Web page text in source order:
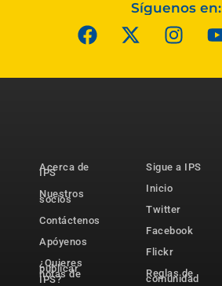
Síguenos en:
Acerca de
IPS
Nuestros
socios
Contáctenos
Apóyenos
¿Quieres
publicar
notas de
IPS?
Sigue a IPS
Inicio
Twitter
Facebook
Flickr
Reglas de
comunidad